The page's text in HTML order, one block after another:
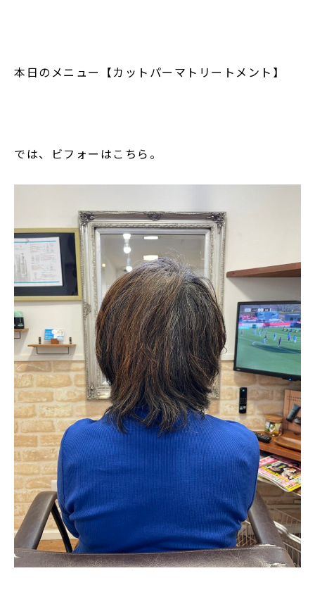
本日のメニュー【カットパーマトリートメント】
では、ビフォーはこちら。